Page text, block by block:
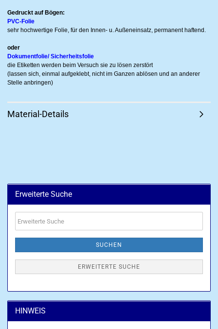
Gedruckt auf Bögen:
PVC-Folie
sehr hochwertige Folie, für den Innen- u. Außeneinsatz, permanent haftend.
oder
Dokumentfolie/ Sicherheitsfolie
die Etiketten werden beim Versuch sie zu lösen zerstört
(lassen sich, einmal aufgeklebt, nicht im Ganzen ablösen und an anderer
Stelle anbringen)
Material-Details
Erweiterte Suche
Suche
SUCHEN
ERWEITERTE SUCHE
HINWEIS